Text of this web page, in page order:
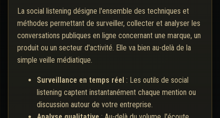
La social listening désigne l'ensemble des techniques et
méthodes permettant de surveiller, collecter et analyser les
conversations publiques en ligne concernant une marque, un
produit ou un secteur d'activité. Elle va bien au-delà de la
simple veille médiatique.
Surveillance en temps réel : Les outils de social
listening captent instantanément chaque mention ou
discussion autour de votre entreprise.